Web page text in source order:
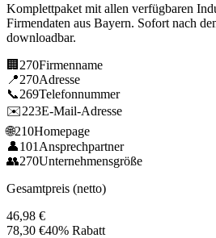
Komplettpaket mit allen verfügbaren
Firmendaten aus Bayern. Sofort nach
downloadbar.
🏢 270Firmenname
📍270Adresse
📞269Telefonnummer
✉️223E-Mail-Adresse
🌐210Homepage
👤101 Ansprechpartner
👥270Unternehmensgröße
Gesamtpreis (netto)
46,98 €
78,30 €40% Rabatt